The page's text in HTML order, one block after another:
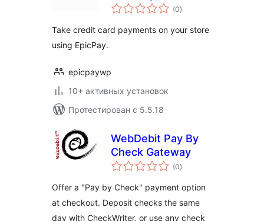
WooCommerce
(0общий
рейтинг
)
Take credit card payments on your store
using EpicPay.
epicpaywp
10+ активных установок
Протестирован с 5.5.18
WebDebit Pay By
Check Gateway
(0общий
рейтинг
)
Offer a "Pay by Check" payment option
at checkout. Deposit checks the same
day with CheckWriter, or use any check